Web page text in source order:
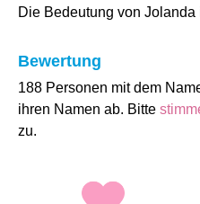
Die Bedeutung von
Bewertung
188 Personen mit dem
ihren Namen ab. Bitte
zu.